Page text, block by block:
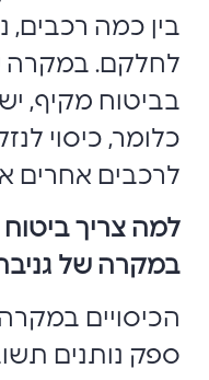
בין כמה רכבים,
לחלקם. במקרה
בביטוח מקיף, יש
כלומר, כיסוי
לרכבים אחרים
למה צריך ביטוח
במקרה של
הכיסויים
ספק נותנים